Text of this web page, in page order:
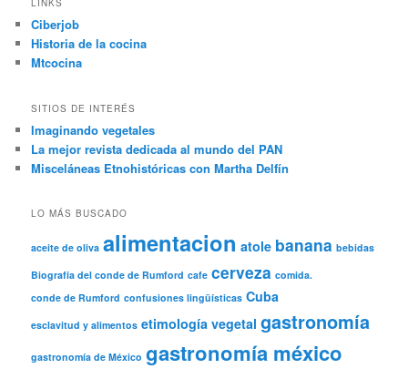
LINKS
Ciberjob
Historia de la cocina
Mtcocina
SITIOS DE INTERÉS
Imaginando vegetales
La mejor revista dedicada al mundo del PAN
Misceláneas Etnohistóricas con Martha Delfín
LO MÁS BUSCADO
aceite de oliva alimentacion atole banana bebidas
Biografía del conde de Rumford cafe cerveza comida.
conde de Rumford confusiones lingüísticas Cuba
esclavitud y alimentos etimología vegetal gastronomía
gastronomía de México gastronomía méxico